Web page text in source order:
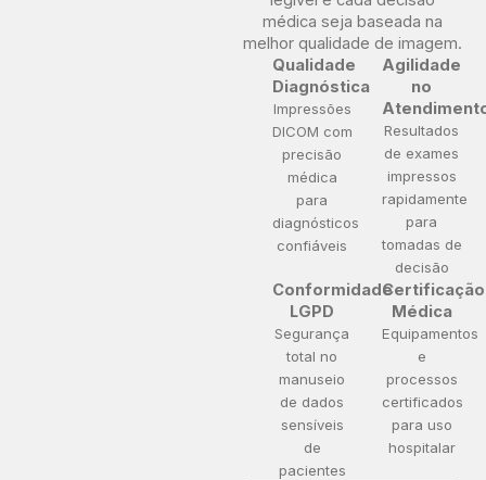
médica seja baseada na
melhor qualidade de imagem.
Qualidade
Diagnóstica
Impressões
DICOM com
precisão
médica
para
diagnósticos
confiáveis
Agilidade
no
Resultados
de exames
impressos
rapidamente
para
tomadas de
decisão
Conformidade
LGPD
Segurança
total no
manuseio
de dados
sensíveis
de
pacientes
Certificação
Médica
Equipamentos
e
processos
certificados
para uso
hospitalar